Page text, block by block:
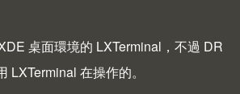
桌面環境的 LXTerminal，不過 DR
在操作的。